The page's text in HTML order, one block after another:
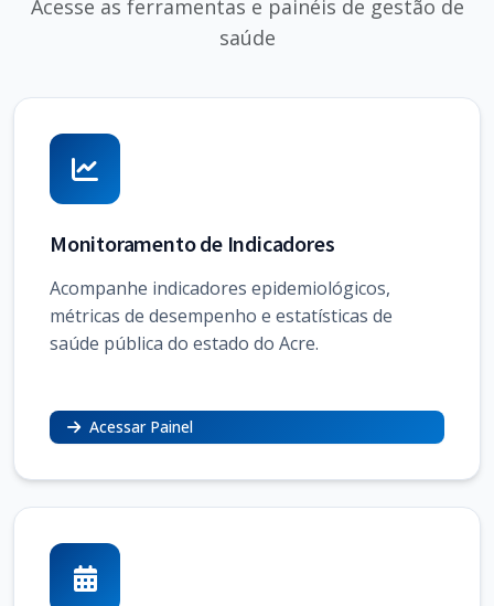
Acesse as ferramentas e painéis de gestão de
saúde
Monitoramento de Indicadores
Acompanhe indicadores epidemiológicos,
métricas de desempenho e estatísticas de
saúde pública do estado do Acre.
Acessar Painel